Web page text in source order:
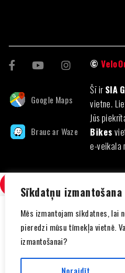
Sīkdatņu izmantošana
Mēs izmantojam sīkdatnes, lai
pieredzi mūsu tīmekļa vietnē.
izmantošanai?
Noraidīt
Google Maps
Brauc ar Waze
©
Šī irSIA
vietne.
Jūs
Bikes
e-veikala